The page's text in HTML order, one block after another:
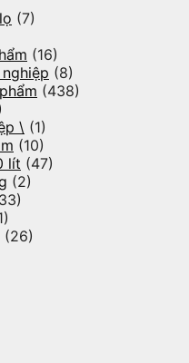
(7)
(16)
(8)
(438)
\ (1)
(10)
lít (47)
(2)
(26)